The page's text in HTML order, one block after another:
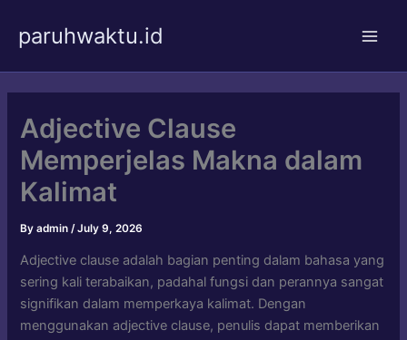
content
paruhwaktu.id
Adjective Clause
Memperjelas Makna dalam
Kalimat
Byadmin /July 9, 2026
Adjective clause adalah bagian penting dalam bahasa yang
sering kali terabaikan, padahal fungsi dan perannya sangat
signifikan dalam memperkaya kalimat. Dengan
menggunakan adjective clause, penulis dapat memberikan